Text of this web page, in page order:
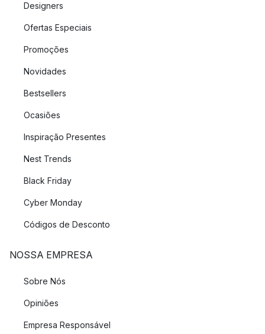
Designers
Ofertas Especiais
Promoções
Novidades
Bestsellers
Ocasiões
Inspiração Presentes
Nest Trends
Black Friday
Cyber Monday
Códigos de Desconto
NOSSA EMPRESA
Sobre Nós
Opiniões
Empresa Responsável